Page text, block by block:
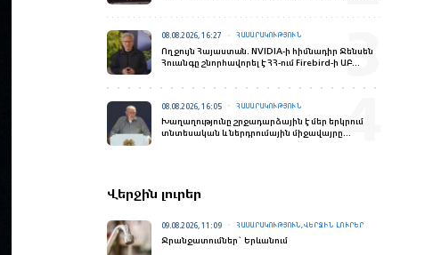
08.08.2026, 16:27 ՀԱՍԱՐԱԿՈՒԹՅՈՒՆ
Ողջույն Հայաստան. NVIDIA-ի հիմնադիր Ջենսեն
Հուանգը շնորհավորել է ՀՀ-ում Firebird-ի ԱԲ
08.08.2026, 16:05 ՀԱՍԱՐԱԿՈՒԹՅՈՒՆ
Խաղաղությունը շրջադարձային է մեր երկրում
տնտեսական և ներդրումային միջավայրը
Վերջին լուրեր
09.08.2026, 11:09 ՀԱՍԱՐԱԿՈՒԹՅՈՒՆ,ՎԵՐՋԻՆ ԼՈՒՐԵՐ
Ջրանջատումներ` Երևանում